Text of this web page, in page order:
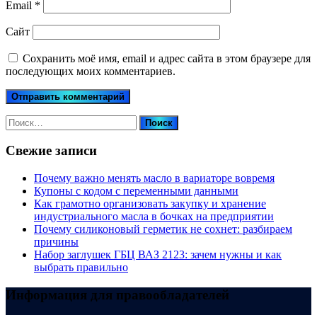
Email *
Сайт
Сохранить моё имя, email и адрес сайта в этом браузере для
последующих моих комментариев.
Найти:
Свежие записи
Почему важно менять масло в вариаторе вовремя
Купоны c кодом с переменными данными
Как грамотно организовать закупку и хранение
индустриального масла в бочках на предприятии
Почему силиконовый герметик не сохнет: разбираем
причины
Набор заглушек ГБЦ ВАЗ 2123: зачем нужны и как
выбрать правильно
Информация для правообладателей